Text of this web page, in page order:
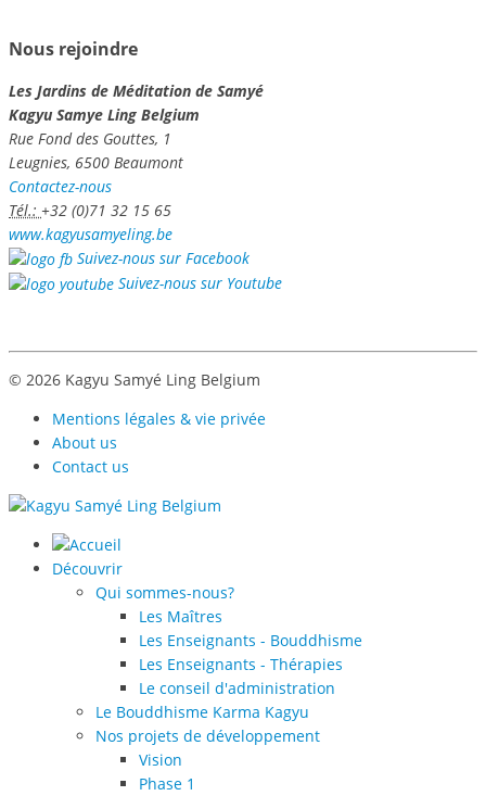
Nous rejoindre
Les Jardins de Méditation de Samyé
Kagyu Samye Ling Belgium
Rue Fond des Gouttes, 1
Leugnies, 6500 Beaumont
Contactez-nous
Tél.: +32 (0)71 32 15 65
www.kagyusamyeling.be
Suivez-nous sur Facebook
Suivez-nous sur Youtube
© 2026 Kagyu Samyé Ling Belgium
Mentions légales & vie privée
About us
Contact us
Découvrir
Qui sommes-nous?
Les Maîtres
Les Enseignants - Bouddhisme
Les Enseignants - Thérapies
Le conseil d'administration
Le Bouddhisme Karma Kagyu
Nos projets de développement
Vision
Phase 1